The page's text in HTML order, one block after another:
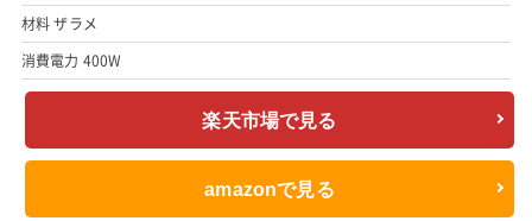
材料 ザラメ
消費電力 400W
楽天市場で見る
amazonで見る